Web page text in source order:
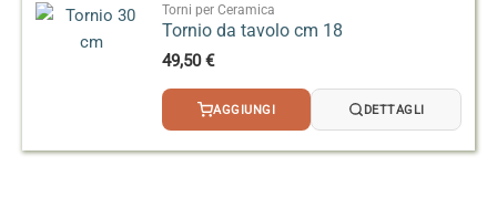
Torni per Ceramica
Tornio da tavolo cm 18
49,50€
AGGIUNGI DETTAGLI